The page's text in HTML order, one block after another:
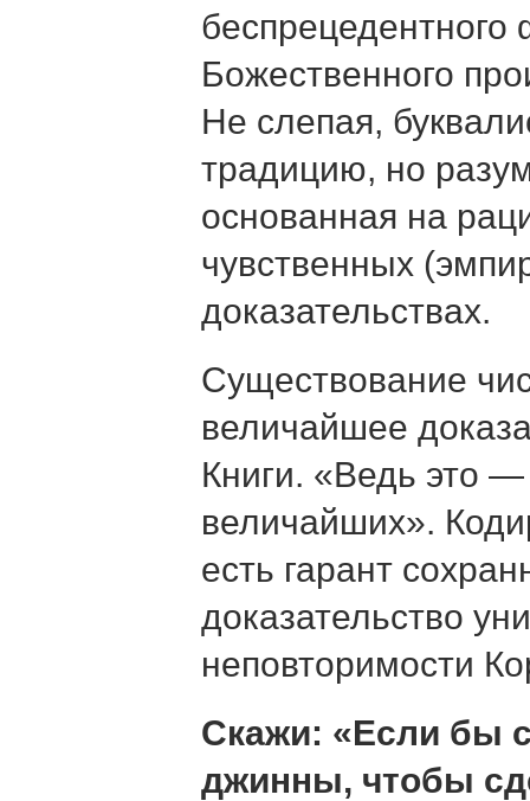
беспрецедентного
Божественного
Не слепая,
традицию, но
основанная на
чувственных
доказательствах.
Существование
величайшее
Книги. «Ведь это
величайших».
есть гарант
доказательство
неповторимости
Скажи: «Если бы
джинны, чтобы